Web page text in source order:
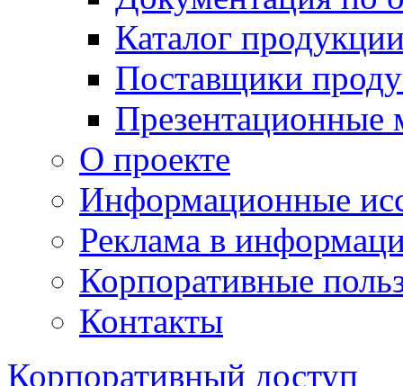
Каталог
Поставщики
Презентационные
О проекте
Информационные
Реклама в
Корпоративные
Контакты
Корпоративный доступ